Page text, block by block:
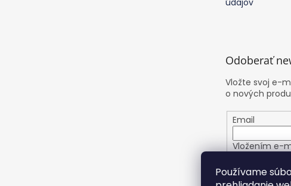
Používame
údajov
Odoberať
Vložte svoj e-
o nových
Email
Vložením e-